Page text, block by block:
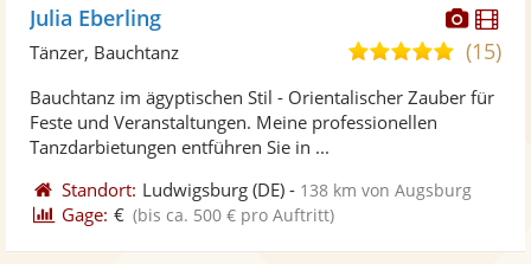
Fotos
Julia Eberling
5,0
5
(15)
Tänzer, Bauchtanz
Bauchtanz im ägyptischen Stil - Orientalischer Zauber für
Feste und Veranstaltungen. Meine professionellen
Tanzdarbietungen entführen Sie in ...
Standort: Ludwigsburg (DE) - 138 km von Augsburg
Gage: € (bis ca. 500 € pro Auftritt)